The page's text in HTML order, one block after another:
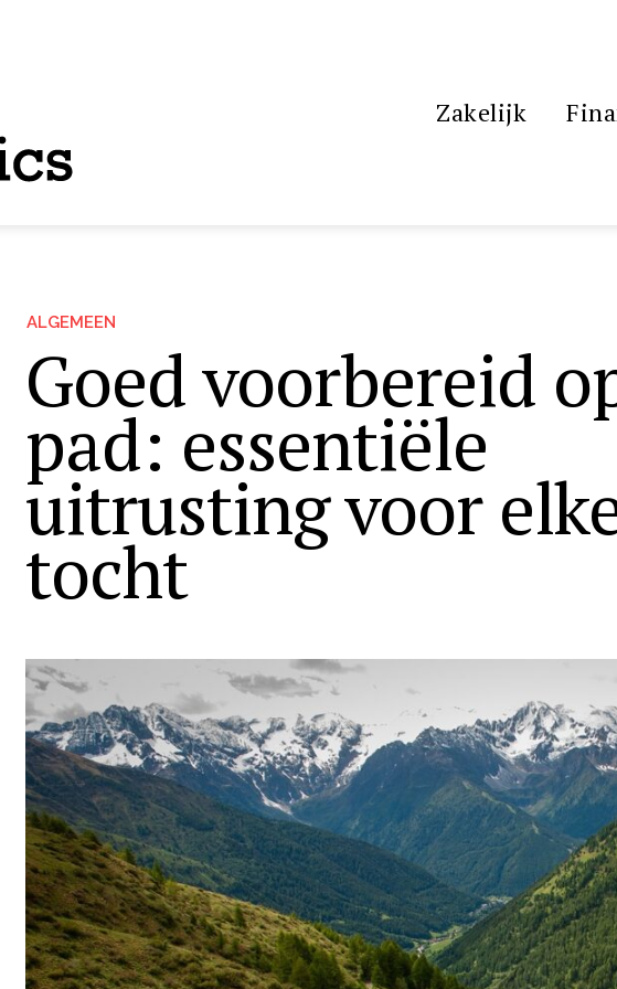
Zakelijk
ALGEMEEN
Goed voorbereid
pad: essentiële
uitrusting voor
tocht